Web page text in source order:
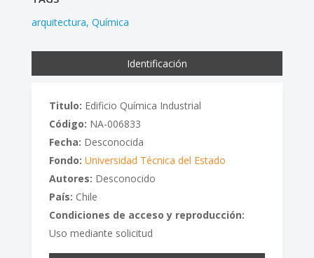
arquitectura Química
Identificación
Titulo: Edificio Química Industrial
Código: NA-006833
Fecha: Desconocida
Fondo: Universidad Técnica del Estado
Autores: Desconocido
País: Chile
Condiciones de acceso y reproducción:
Uso mediante solicitud